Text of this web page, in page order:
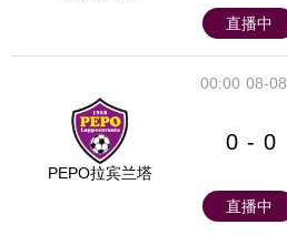
直播中
08-08
00:00
PEPO拉宾兰塔
0 - 0
直播中